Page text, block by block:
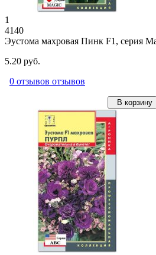
1
4140
Эустома махровая Пинк F1, серия
5.20 руб.
0 отзывов отзывов
В корзину